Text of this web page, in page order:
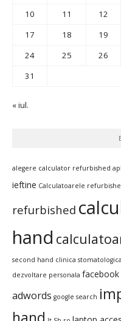
10
11 12
17
18 19
24
25 26
31
« iul.
alegere calculator refurbished
ieftine Calculatoarele
refurbished
hand
second hand clinica
dezvoltare personala facebook
adwords google search